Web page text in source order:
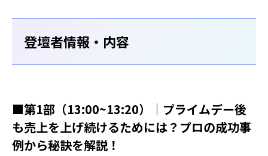
登壇者情報・内容
■第1部（13:00~13:20）｜プライムデー後
も売上を上げ続けるためには？プロの成功事
例から秘訣を解説！